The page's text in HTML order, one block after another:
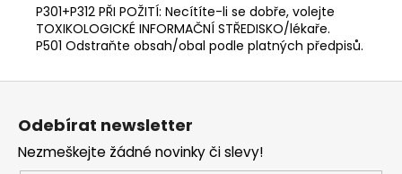
P301+P312 PŘI POŽITÍ: Necítíte-li se dobře, volejte
TOXIKOLOGICKÉ INFORMAČNÍ STŘEDISKO/lékaře.
P501 Odstraňte obsah/obal podle platných předpisů.
Odebírat newsletter
Nezmeškejte žádné novinky či slevy!